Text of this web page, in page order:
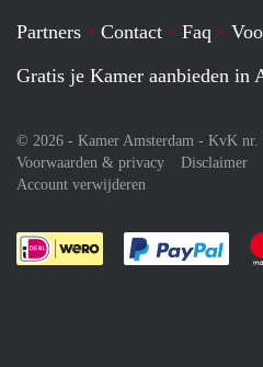
Partners Contact Faq
Gratis je Kamer aanbieden in
© 2026 - Kamer Amsterdam - KvK nr.
Voorwaarden & privacy
Disclaimer
Account verwijderen
Je